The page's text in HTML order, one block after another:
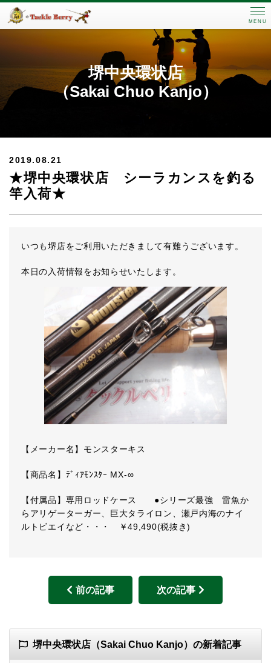
MENU
堺中央環状店
（Sakai Chuo Kanjo）
2019.08.21
★堺中央環状店 シーラカンスを釣る
竿入荷★
いつも堺店をご利用いただきまして有難うございます。
本日の入荷情報をお知らせいたします。
【メーカー名】モンスターキス
【商品名】ﾃﾞｨｱﾓﾝｽﾀｰ MX-∞
【付属品】専用ロッドケース ●シリーズ最強 雷魚か
らアリゲーターガー、巨大タライロン、瀬戸内海のナイ
ルトビエイなど・・・ ￥49,490(税抜き)
前の記事 次の記事
堺中央環状店（Sakai Chuo Kanjo）の新着記事